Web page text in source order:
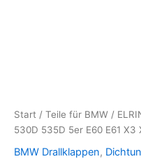
Start / Teile für BMW /
530D 535D 5er E60 E61
BMW Drallklappen,